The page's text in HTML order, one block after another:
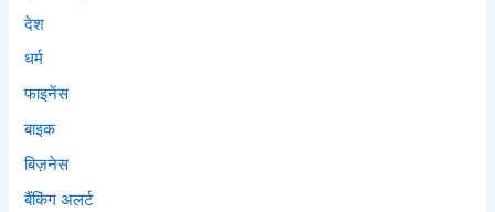
देश
धर्म
फाइनेंस
बाइक
बिज़नेस
बैंकिंग अलर्ट